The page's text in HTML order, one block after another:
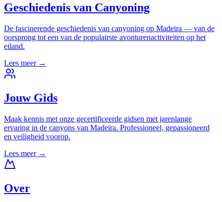
Geschiedenis van Canyoning
De fascinerende geschiedenis van canyoning op Madeira — van de
oorsprong tot een van de populairste avonturenactiviteiten op het
eiland.
Lees meer→
Jouw Gids
Maak kennis met onze gecertificeerde gidsen met jarenlange
ervaring in de canyons van Madeira. Professioneel, gepassioneerd
en veiligheid voorop.
Lees meer→
Over